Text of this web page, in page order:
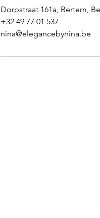
Dorpstraat 161a, Bertem,
+32 49 77 01 537
nina@elegancebynina.be